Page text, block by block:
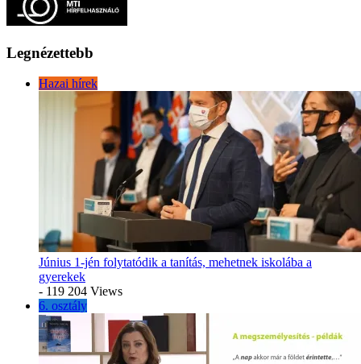
Legnézettebb
Hazai hírek
Június 1-jén folytatódik a tanítás, mehetnek iskolába a
gyerekek
- 119 204 Views
6. osztály